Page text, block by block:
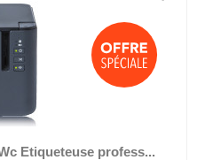
Etiqueteuse profess...